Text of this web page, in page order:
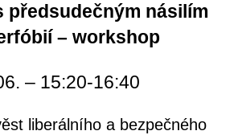
předsudečným násilím
– workshop
– 15:20-16:40
liberálního a bezpečného